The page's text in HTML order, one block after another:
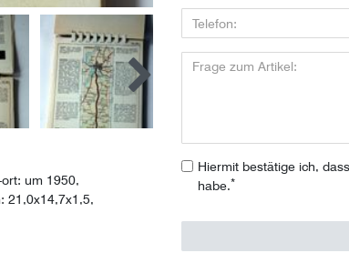
um 1950,
21,0x14,7x1,5,
Hiermit bestätige ich,
habe.*